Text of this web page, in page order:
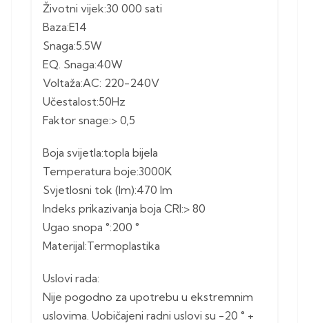
Životni vijek:30 000 sati
Baza:E14
Snaga:5.5W
EQ. Snaga:40W
Voltaža:AC: 220-240V
Učestalost:50Hz
Faktor snage:> 0,5
Boja svijetla:topla bijela
Temperatura boje:3000K
Svjetlosni tok (lm):470 lm
Indeks prikazivanja boja CRI:> 80
Ugao snopa °:200 °
Materijal:Termoplastika
Uslovi rada:
Nije pogodno za upotrebu u ekstremnim
uslovima. Uobičajeni radni uslovi su -20 ° +